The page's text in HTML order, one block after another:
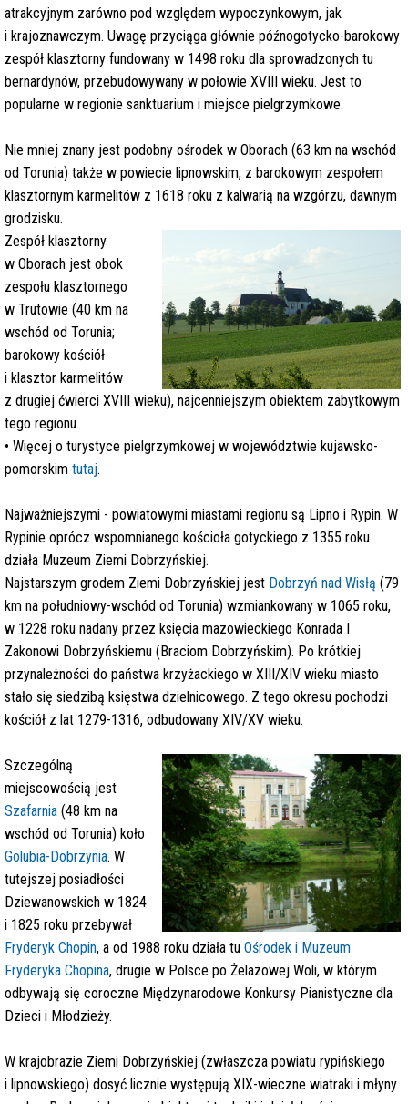
atrakcyjnym zarówno pod względem wypoczynkowym, jak
i krajoznawczym. Uwagę przyciąga głównie późnogotycko-barokowy
zespół klasztorny fundowany w 1498 roku dla sprowadzonych tu
bernardynów, przebudowywany w połowie XVIII wieku. Jest to
popularne w regionie sanktuarium i miejsce pielgrzymkowe.
Nie mniej znany jest podobny ośrodek w Oborach (63 km na wschód
od Torunia) także w powiecie lipnowskim, z barokowym zespołem
klasztornym karmelitów z 1618 roku z kalwarią na wzgórzu, dawnym
grodzisku.
Zespół klasztorny
w Oborach jest obok
zespołu klasztornego
w Trutowie (40 km na
wschód od Torunia;
barokowy kościół
i klasztor karmelitów
z drugiej ćwierci XVIII wieku), najcenniejszym obiektem zabytkowym
tego regionu.
• Więcej o turystyce pielgrzymkowej w województwie kujawsko-
pomorskim tutaj.
Najważniejszymi - powiatowymi miastami regionu są Lipno i Rypin. W
Rypinie oprócz wspomnianego kościoła gotyckiego z 1355 roku
działa Muzeum Ziemi Dobrzyńskiej.
Najstarszym grodem Ziemi Dobrzyńskiej jest Dobrzyń nad Wisłą (79
km na południowy-wschód od Torunia) wzmiankowany w 1065 roku,
w 1228 roku nadany przez księcia mazowieckiego Konrada I
Zakonowi Dobrzyńskiemu (Braciom Dobrzyńskim). Po krótkiej
przynależności do państwa krzyżackiego w XIII/XIV wieku miasto
stało się siedzibą księstwa dzielnicowego. Z tego okresu pochodzi
kościół z lat 1279-1316, odbudowany XIV/XV wieku.
Szczególną
miejscowością jest
Szafarnia (48 km na
wschód od Torunia) koło
Golubia-Dobrzynia. W
tutejszej posiadłości
Dziewanowskich w 1824
i 1825 roku przebywał
Fryderyk Chopin, a od 1988 roku działa tu Ośrodek i Muzeum
Fryderyka Chopina, drugie w Polsce po Żelazowej Woli, w którym
odbywają się coroczne Międzynarodowe Konkursy Pianistyczne dla
Dzieci i Młodzieży.
W krajobrazie Ziemi Dobrzyńskiej (zwłaszcza powiatu rypińskiego
i lipnowskiego) dosyć licznie występują XIX-wieczne wiatraki i młyny